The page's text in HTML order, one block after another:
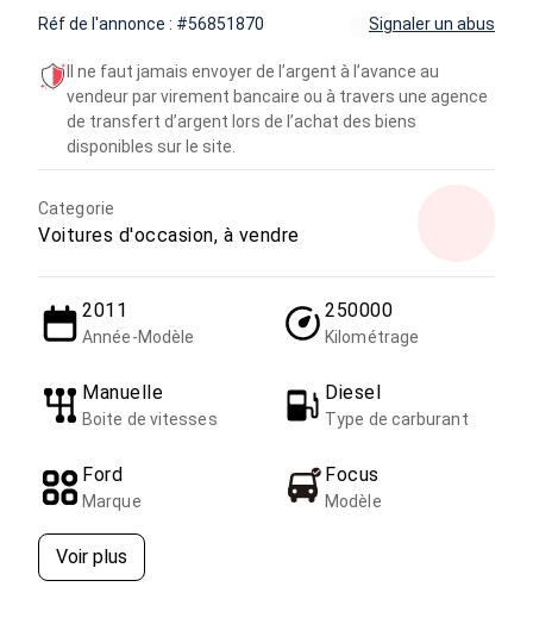
Réf de l'annonce : #56851870 Signaler un abus
Il ne faut jamais envoyer de l’argent à l’avance au
vendeur par virement bancaire ou à travers une agence
de transfert d’argent lors de l’achat des biens
disponibles sur le site.
Categorie
Voitures d'occasion, à vendre
2011
Année-Modèle
250000
Kilométrage
Manuelle
Boite de vitesses
Diesel
Type de carburant
Ford
Marque
Focus
Modèle
Voir plus